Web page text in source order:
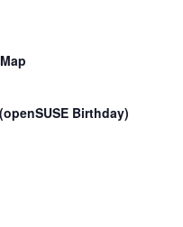
Birthday)